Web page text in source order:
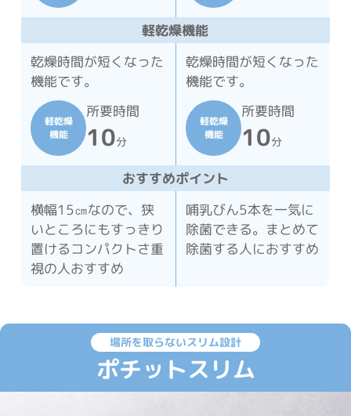
軽乾燥機能
乾燥時間が短くなった
機能です。
軽乾燥
機能
所要時間
10分
乾燥時間が短くなった
機能です。
軽乾燥
機能
所要時間
10分
おすすめポイント
横幅15㎝なので、狭
いところにもすっきり
置けるコンパクトさ重
視の人おすすめ
哺乳びん5本を一気に
除菌できる。まとめて
除菌する人におすすめ
場所を取らないスリム設計
ポチットスリム